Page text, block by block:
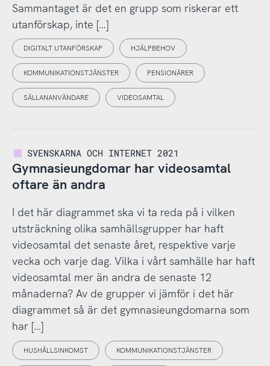
Sammantaget är det en grupp som riskerar ett
utanförskap, inte […]
DIGITALT UTANFÖRSKAP HJÄLPBEHOV
KOMMUNIKATIONSTJÄNSTER PENSIONÄRER
SÄLLANANVÄNDARE VIDEOSAMTAL
SVENSKARNA OCH INTERNET 2021
Gymnasieungdomar har videosamtal
oftare än andra
I det här diagrammet ska vi ta reda på i vilken
utsträckning olika samhällsgrupper har haft
videosamtal det senaste året, respektive varje
vecka och varje dag. Vilka i vårt samhälle har haft
videosamtal mer än andra de senaste 12
månaderna? Av de grupper vi jämför i det här
diagrammet så är det gymnasieungdomarna som
har […]
HUSHÅLLSINKOMST KOMMUNIKATIONSTJÄNSTER